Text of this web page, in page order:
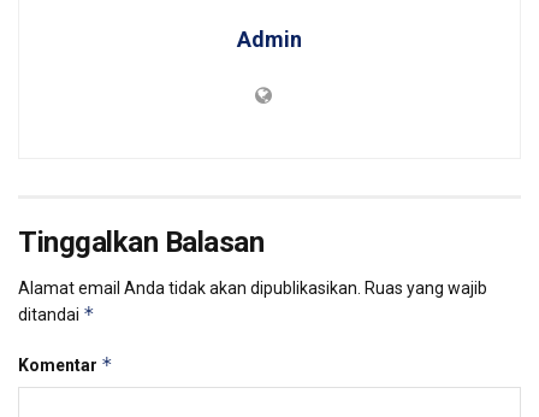
Admin
Tinggalkan Balasan
Alamat email Anda tidak akan dipublikasikan. Ruas yang wajib
ditandai *
Komentar *